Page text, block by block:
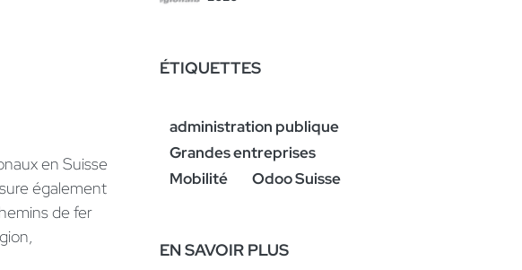
en Suisse
également
de fer
ÉTIQUETTES
administration publique
Grandes entreprises
Mobilité
Odoo Suisse
EN SAVOIR PLUS